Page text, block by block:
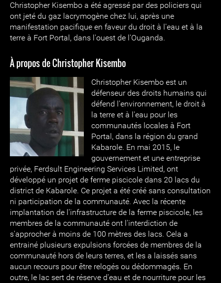
Christopher Kisembo a été agressé par des policiers qui
ont jeté du gaz lacrymogène chez lui, après une
manifestation pacifique en faveur du droit à l'eau et à la
terre à Fort Portal, dans l'ouest de l'Ouganda.
À propos de Christopher Kisembo
Christopher Kisembo est un
défenseur des droits humains qui
défend l'environnement, le droit à
la terre et à l'eau pour les
communautés locales à Fort
Portal, dans la région du grand
Kabarole. En mai 2015, le
gouvernement et une entreprise
privée, Ferdsult Engineering Services Limited, ont
développé un projet de ferme piscicole dans 20 lacs du
district de Kabarole. Ce projet a été créé sans consultation
ni participation de la communauté. Avec la récente
implantation de l'infrastructure de la ferme piscicole, les
membres de la communauté ont l'interdiction de
s'approcher à moins de 100 mètres des lacs. Cela a
entrainé plusieurs expulsions forcées de membres de la
communauté hors de leurs terres, et les a laissés sans
aucun recours pour être relogés ou dédommagés. En
outre, le lac sert de réserve d'eau et de nourriture pour les